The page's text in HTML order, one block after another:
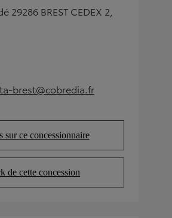
29286 BREST CEDEX 2,
tab)
brest@cobredia.fr
(Opens in new tab)
sur ce concessionnaire
(Opens in new tab)
de cette concession
(Opens in new tab)